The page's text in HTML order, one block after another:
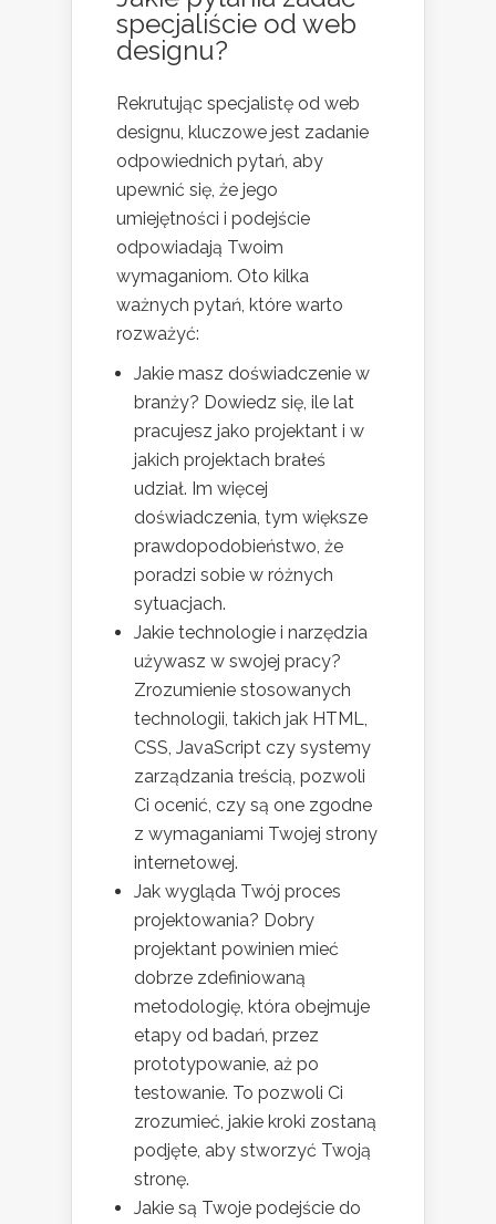
specjaliście od web
designu?
Rekrutując specjalistę od web
designu, kluczowe jest zadanie
odpowiednich pytań, aby
upewnić się, że jego
umiejętności i podejście
odpowiadają Twoim
wymaganiom. Oto kilka
ważnych pytań, które warto
rozważyć:
Jakie masz doświadczenie w
branży? Dowiedz się, ile lat
pracujesz jako projektant i w
jakich projektach brałeś
udział. Im więcej
doświadczenia, tym większe
prawdopodobieństwo, że
poradzi sobie w różnych
sytuacjach.
Jakie technologie i narzędzia
używasz w swojej pracy?
Zrozumienie stosowanych
technologii, takich jak HTML,
CSS, JavaScript czy systemy
zarządzania treścią, pozwoli
Ci ocenić, czy są one zgodne
z wymaganiami Twojej strony
internetowej.
Jak wygląda Twój proces
projektowania? Dobry
projektant powinien mieć
dobrze zdefiniowaną
metodologię, która obejmuje
etapy od badań, przez
prototypowanie, aż po
testowanie. To pozwoli Ci
zrozumieć, jakie kroki zostaną
podjęte, aby stworzyć Twoją
stronę.
Jakie są Twoje podejście do